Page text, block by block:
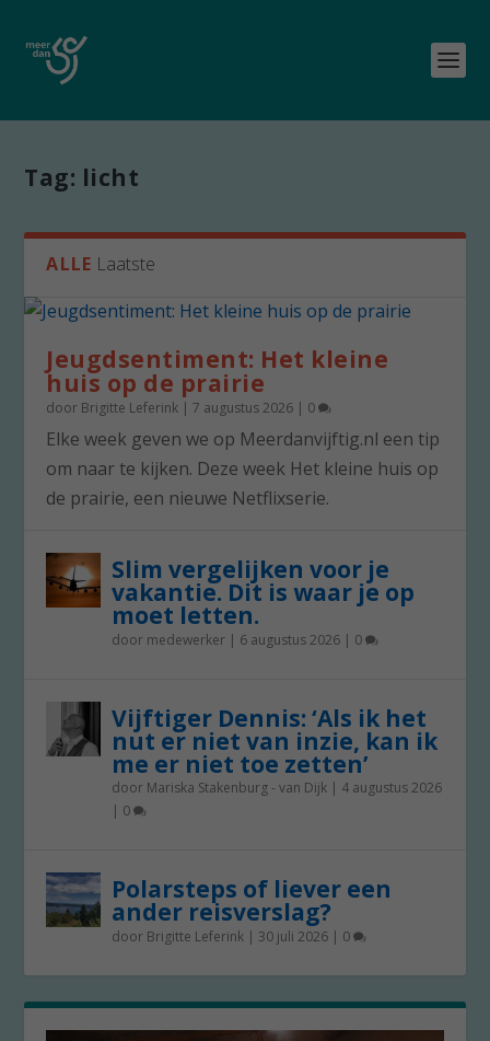
Tag: licht
ALLE Laatste
Jeugdsentiment: Het kleine
huis op de prairie
door Brigitte Leferink |7 augustus 2026 | 0
Elke week geven we op Meerdanvijftig.nl een tip
om naar te kijken. Deze week Het kleine huis op
de prairie, een nieuwe Netflixserie.
Slim vergelijken voor je
vakantie. Dit is waar je op
moet letten.
door medewerker | 6 augustus 2026 | 0
Vijftiger Dennis: ‘Als ik het
nut er niet van inzie, kan ik
me er niet toe zetten’
door Mariska Stakenburg - van Dijk | 4 augustus 2026
| 0
Polarsteps of liever een
ander reisverslag?
door Brigitte Leferink | 30 juli 2026 | 0